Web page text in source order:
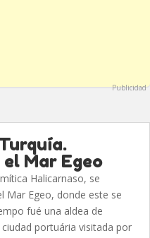
Publicidad
Mar Egeo
Halicarnaso, se
Mar Egeo, donde este se
fué una aldea de
portuária visitada por